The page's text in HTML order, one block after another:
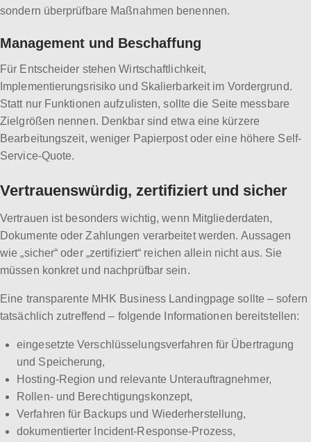
sondern überprüfbare Maßnahmen benennen.
Management und Beschaffung
Für Entscheider stehen Wirtschaftlichkeit,
Implementierungsrisiko und Skalierbarkeit im Vordergrund.
Statt nur Funktionen aufzulisten, sollte die Seite messbare
Zielgrößen nennen. Denkbar sind etwa eine kürzere
Bearbeitungszeit, weniger Papierpost oder eine höhere Self-
Service-Quote.
Vertrauenswürdig, zertifiziert und sicher
Vertrauen ist besonders wichtig, wenn Mitgliederdaten,
Dokumente oder Zahlungen verarbeitet werden. Aussagen
wie „sicher“ oder „zertifiziert“ reichen allein nicht aus. Sie
müssen konkret und nachprüfbar sein.
Eine transparente MHK Business Landingpage sollte – sofern
tatsächlich zutreffend – folgende Informationen bereitstellen:
eingesetzte Verschlüsselungsverfahren für Übertragung
und Speicherung,
Hosting-Region und relevante Unterauftragnehmer,
Rollen- und Berechtigungskonzept,
Verfahren für Backups und Wiederherstellung,
dokumentierter Incident-Response-Prozess,